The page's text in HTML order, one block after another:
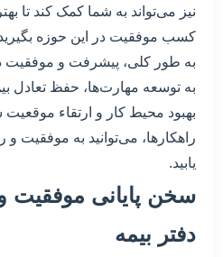
نیز می‌تواند به شما کمک کند تا
کسب موفقیت در این حوزه
به طور کلی، پیشرفت و موفقیت
به توسعه مهارت‌ها، حفظ تعادل
بهبود محیط کار و ارتقاء
راهکارها، می‌توانید به موفقیت
یابید.
سخن پایانی موفقیت
دفتر بیمه